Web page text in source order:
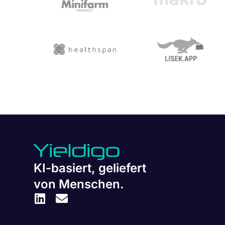
KI-basiert, geliefert
von Menschen.